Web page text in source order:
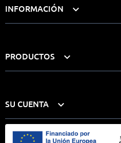
INFORMACIÓN 
PRODUCTOS 
SU CUENTA 